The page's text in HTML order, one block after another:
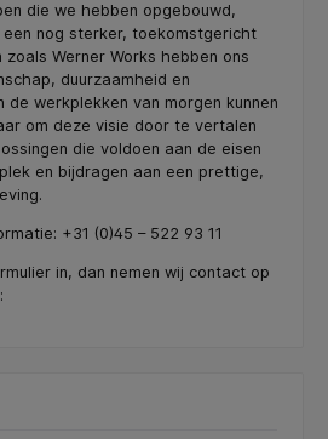
die we hebben opgebouwd,
nog sterker, toekomstgericht
Werner Works hebben ons
duurzaamheid en
de werkplekken van morgen kunnen
om deze visie door te vertalen
die voldoen aan de eisen
en bijdragen aan een prettige,
+31 (0)45 – 522 93 11
in, dan nemen wij contact op